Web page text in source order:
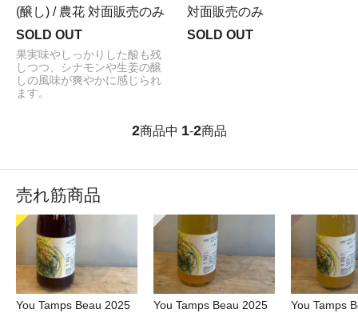
(醸し) / 農花 対面販売のみ
SOLD OUT
果実味やしっかりした酸も残
しつつ、シナモンや生姜の醸
しの風味が爽やかに感じられ
ます。
対面販売のみ
SOLD OUT
2商品中 1-2商品
売れ筋商品
You Tamps Beau 2025
You Tamps Beau 2025
You Tamps